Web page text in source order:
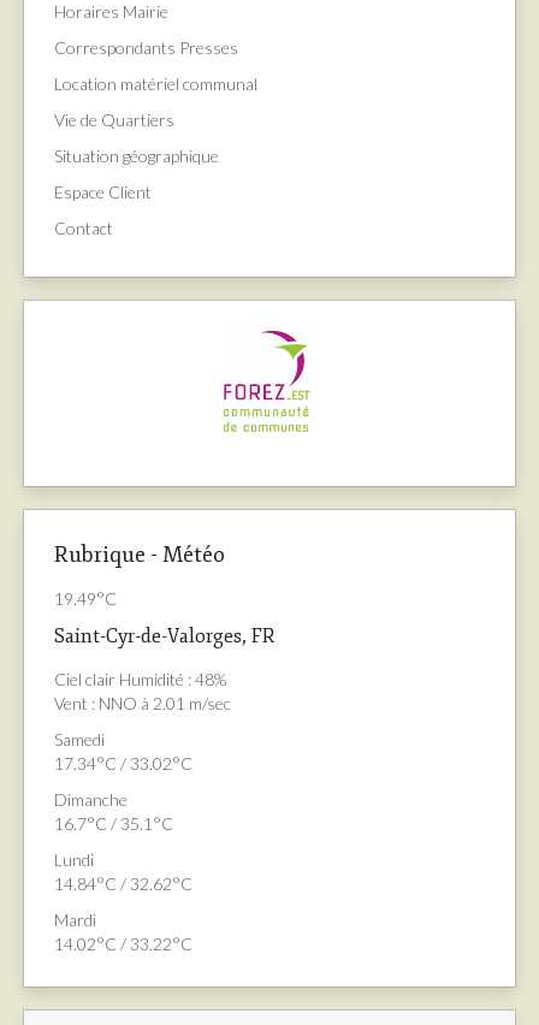
Horaires Mairie
Correspondants Presses
Location matériel communal
Vie de Quartiers
Situation géographique
Espace Client
Contact
Rubrique - Météo
19.49°C
Saint-Cyr-de-Valorges, FR
Ciel clair Humidité : 48%
Vent : NNO à 2.01 m/sec
Samedi
17.34°C / 33.02°C
Dimanche
16.7°C / 35.1°C
Lundi
14.84°C / 32.62°C
Mardi
14.02°C / 33.22°C